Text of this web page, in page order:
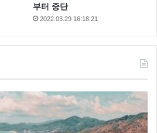
부터 중단
2022.03.29 16:18:21